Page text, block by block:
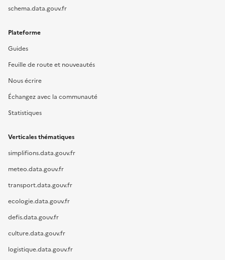
schema.data.gouv.fr
Plateforme
Guides
Feuille de route et nouveautés
Nous écrire
Échangez avec la communauté
Statistiques
Verticales thématiques
simplifions.data.gouv.fr
meteo.data.gouv.fr
transport.data.gouv.fr
ecologie.data.gouv.fr
defis.data.gouv.fr
culture.data.gouv.fr
logistique.data.gouv.fr